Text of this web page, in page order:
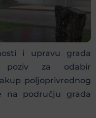
i upravu grada
poziv za odabir
poljoprivrednog
na području grada